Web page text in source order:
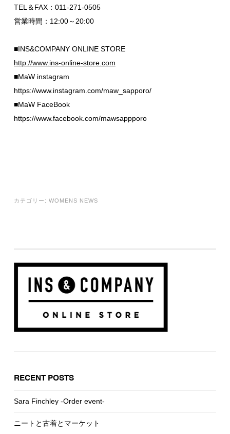
TEL＆FAX：011-271-0505
営業時間：12:00～20:00
■INS&COMPANY ONLINE STORE
http://www.ins-online-store.com
■MaW instagram
https://www.instagram.com/maw_sapporo/
■MaW FaceBook
https://www.facebook.com/mawsappporo
カテゴリー: WOMENS NEWS
RECENT POSTS
Sara Finchley -Order event-
ニートと古着とマーケット